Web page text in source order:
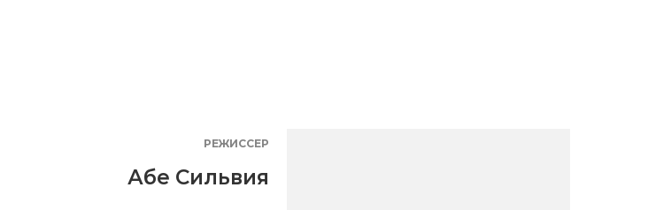
РЕЖИССЕР
Абе Сильвия